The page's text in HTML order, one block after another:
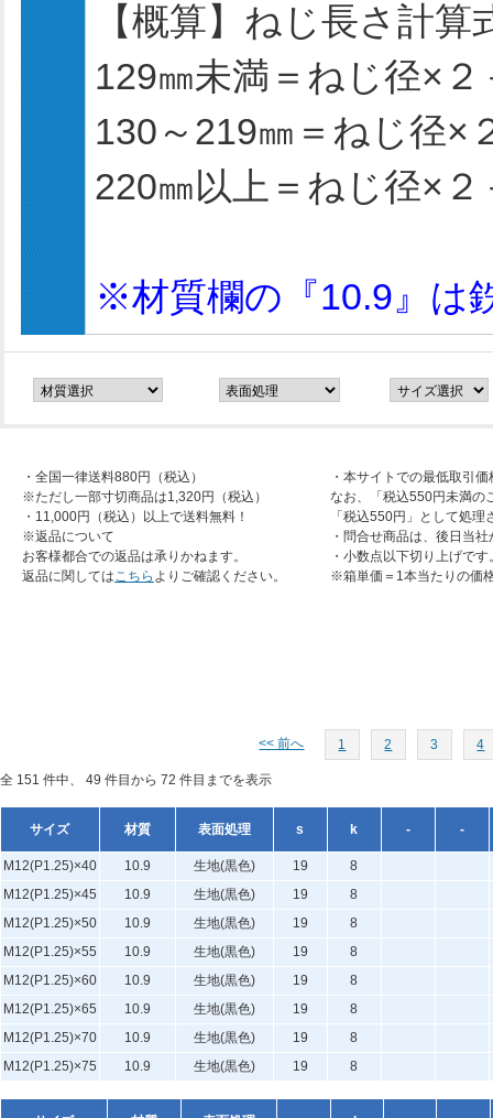
【概算】ねじ長さ計算
129㎜未満＝ねじ径×２
130～219㎜＝ねじ径×
220㎜以上＝ねじ径×２
※材質欄の『10.9』は
・全国一律送料880円（税込）
※ただし一部寸切商品は1,320円（税込）
・11,000円（税込）以上で送料無料！
※返品について
お客様都合での返品は承りかねます。
返品に関してはこちら よりご確認ください。
・本サイトでの最低取引
なお、「税込550円未満の
「税込550円」として処
・問合せ商品は、後日当
・小数点以下切り上げです
※箱単価＝1本当たりの価
<< 前へ 1 2 3 4
全 151 件中、 49 件目から 72 件目までを表示
サイズ 材質 表面処理 s k - -
M12(P1.25)×40 10.9 生地(黒色) 19
8
M12(P1.25)×45
10.9 生地(黒色) 19
8
M12(P1.25)×50
10.9 生地(黒色) 19
8
M12(P1.25)×55
10.9 生地(黒色) 19
8
M12(P1.25)×60
10.9 生地(黒色) 19
8
M12(P1.25)×65
10.9 生地(黒色) 19
8
M12(P1.25)×70
10.9 生地(黒色) 19
8
M12(P1.25)×75
10.9 生地(黒色) 19 8